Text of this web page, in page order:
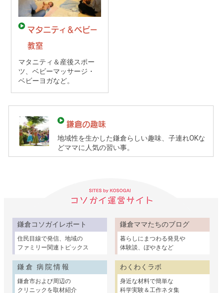
マタニティ＆ベビー
教室
マタニティ＆産後スポー
ツ、ベビーマッサージ・
ベビーヨガなど。
鎌倉の趣味
地域性を生かした鎌倉らしい趣味、子連れOKな
どママに人気の習い事。
2019
年
月
23
日
子
て
イ
ド）
鎌倉コソガイレポート
住民目線で発信、地域の
ファミリー関連トピックス
鎌倉ママたちのブログ
暮らしにまつわる発見や
体験談、ぼやきなど
鎌倉 病院情報
鎌倉市および周辺の
クリニックを取材紹介
わくわくラボ
身近な材料で簡単な
科学実験＆工作ネタ集